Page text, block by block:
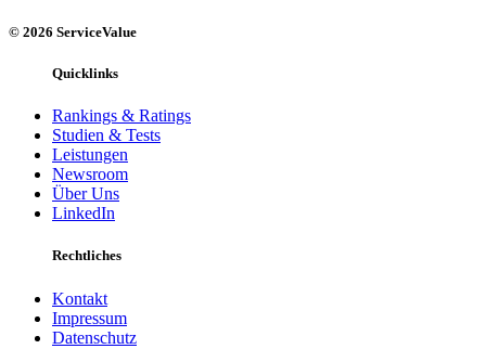
© 2026 ServiceValue
Quicklinks
Rankings & Ratings
Studien & Tests
Leistungen
Newsroom
Über Uns
LinkedIn
Rechtliches
Kontakt
Impressum
Datenschutz